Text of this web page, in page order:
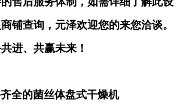
铺查询，元泽欢迎您的来您洽谈。
进、共赢未来！
全的菌丝体盘式干燥机